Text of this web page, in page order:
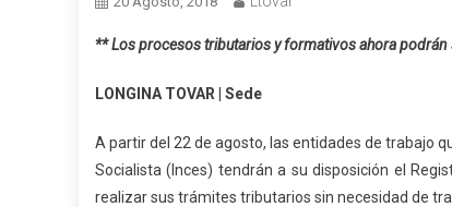
** Los procesos tributarios y formativos ahora podrán
LONGINA TOVAR | Sede
A partir del 22 de agosto, las entidades de trabajo
Socialista (Inces) tendrán a su disposición el
realizar sus trámites tributarios sin necesidad de